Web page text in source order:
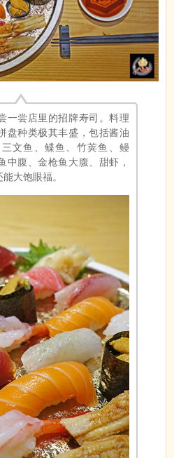
一尝店里的招牌寿司。料理
盘种类极其丰盛，包括酱油
文鱼、鲽鱼、竹荚鱼、鳗
中腹、金枪鱼大腹、甜虾，
大饱眼福。